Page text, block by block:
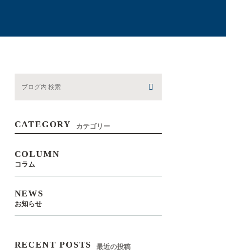
CATEGORY カテゴリー
COLUMN
コラム
NEWS
お知らせ
RECENT POSTS 最近の投稿